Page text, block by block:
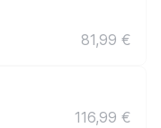
81,99 €
116,99 €